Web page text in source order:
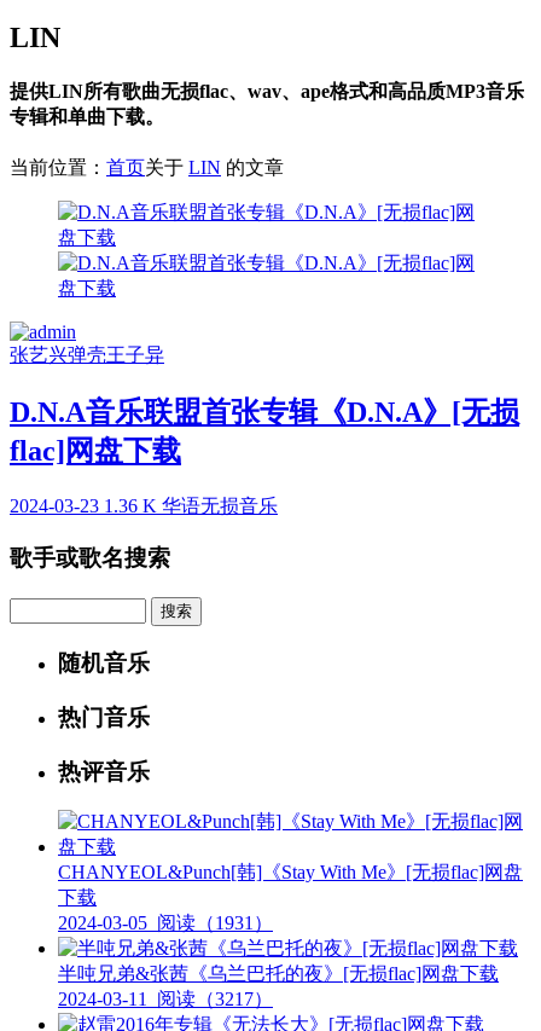
LIN
提供LIN所有歌曲无损flac、wav、ape格式和高品质MP3音乐
专辑和单曲下载。
当前位置： 首页关于 LIN 的文章
张艺兴弹壳王子异
D.N.A音乐联盟首张专辑《D.N.A》[无损
flac]网盘下载
2024-03-23 1.36 K 华语无损音乐
歌手或歌名搜索
随机音乐
热门音乐
热评音乐
CHANYEOL&Punch[韩]《Stay With Me》[无损flac]网盘
下载
2024-03-05 阅读（1931）
半吨兄弟&张茜《乌兰巴托的夜》[无损flac]网盘下载
2024-03-11
阅读（3217）